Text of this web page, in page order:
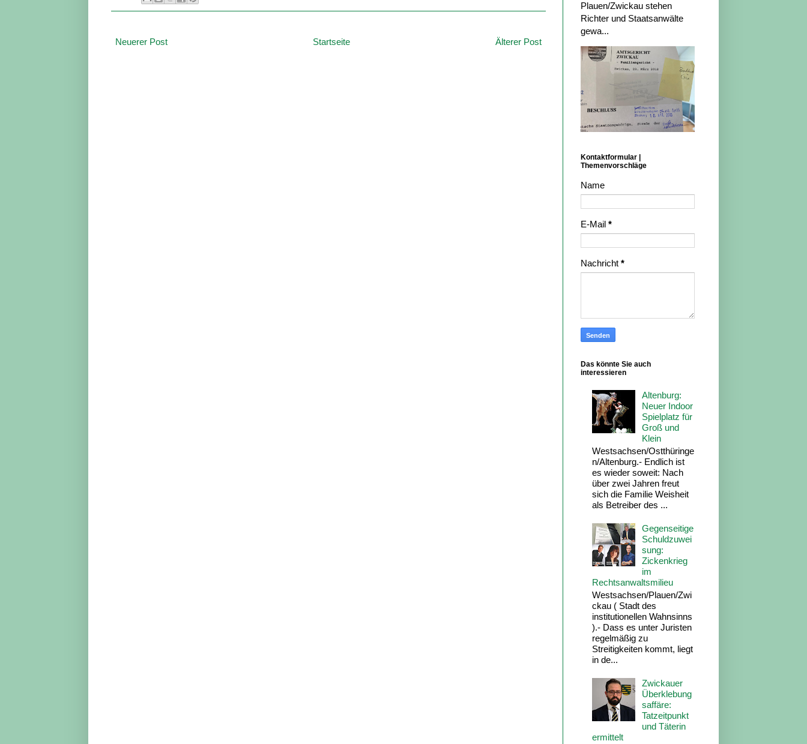
Neuerer Post Älterer Post
Startseite
Plauen/Zwickau stehen
Richter und Staatsanwälte
gewa...
Kontaktformular |
Themenvorschläge
Name
E-Mail *
Nachricht *
Das könnte Sie auch
interessieren
Altenburg:
Neuer Indoor
Spielplatz für
Groß und
Klein
Westsachsen/Ostthüringe
n/Altenburg.- Endlich ist
es wieder soweit: Nach
über zwei Jahren freut
sich die Familie Weisheit
als Betreiber des ...
Gegenseitige
Schuldzuwei
sung:
Zickenkrieg
im
Rechtsanwaltsmilieu
Westsachsen/Plauen/Zwi
ckau ( Stadt des
institutionellen Wahnsinns
).- Dass es unter Juristen
regelmäßig zu
Streitigkeiten kommt, liegt
in de...
Zwickauer
Überklebung
saffäre:
Tatzeitpunkt
und Täterin
ermittelt